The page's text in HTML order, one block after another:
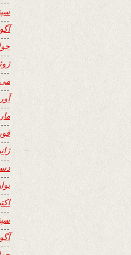
ژوئن
می 2025
اکتبر